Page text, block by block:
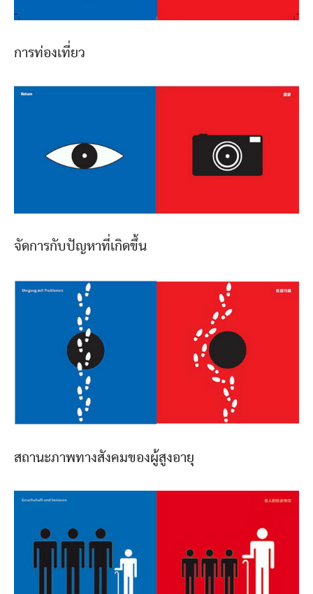
การท่องเที่ยว
จัดการกับปัญหาที่เกิดขึ้น
สถานะภาพทางสังคมของผู้สูงอายุ